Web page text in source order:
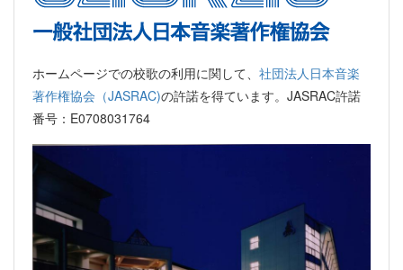
ホームページでの校歌の利用に関して、 社団法人日本音楽
著作権協会（JASRAC)の許諾を得ています。JASRAC許諾
番号：E0708031764